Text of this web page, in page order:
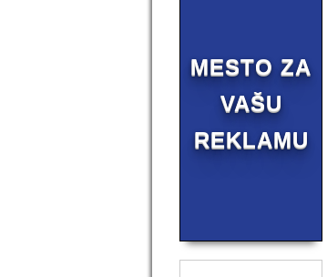
MESTO ZA
VAŠU
REKLAMU